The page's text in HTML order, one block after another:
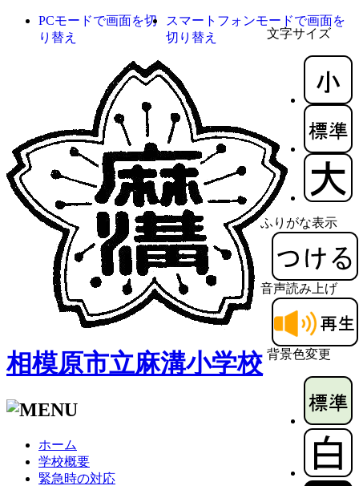
文字サイズ
ふりがな表示
音声読み上げ
背景色変更
PCモードで画面を切
り替え
スマートフォンモードで画面を
切り替え
相模原市立麻溝小学校
ホーム
学校概要
緊急時の対応